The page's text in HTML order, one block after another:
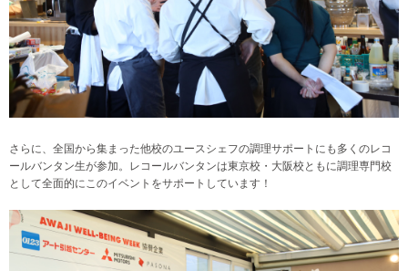
さらに、全国から集まった他校のユースシェフの調理サポートにも多くのレコ
ールバンタン生が参加。レコールバンタンは東京校・大阪校ともに調理専門校
として全面的にこのイベントをサポートしています！